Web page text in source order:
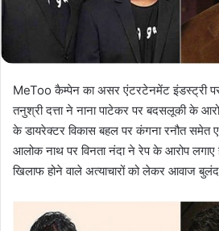
MeToo कैम्पेन का असर एंटरटेनमेंट इंडस्ट्री
तनुश्री दत्ता ने नाना पाटेकर पर बदसलूकी के
के डायरेक्टर विकास बहल पर कंगना रनौत
आलोक नाथ पर विनता नंदा ने रेप के आरोप
खिलाफ होने वाले अत्याचारों को लेकर आवाज